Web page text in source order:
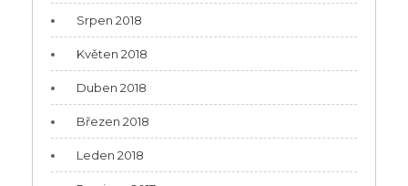
Srpen 2018
Květen 2018
Duben 2018
Březen 2018
Leden 2018